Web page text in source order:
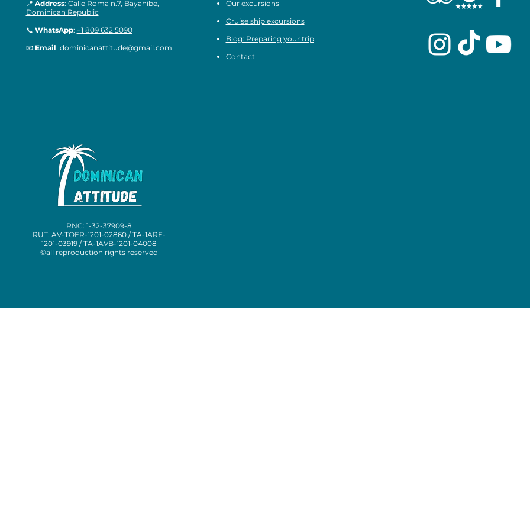
📍 Address: Calle Roma n.7, Bayahibe,
Dominican Republic
📞 WhatsApp: +1 809 632 5090
📧 Email: dominicanattitude@gmail.com
Our excursions
Cruise ship excursions
Blog: Preparing your trip
Contact
RNC: 1-32-37909-8
RUT: AV-TOER-1201-02860 / TA-1ARE-
1201-03919 / TA-1AVB-1201-04008
©all reproduction rights reserved